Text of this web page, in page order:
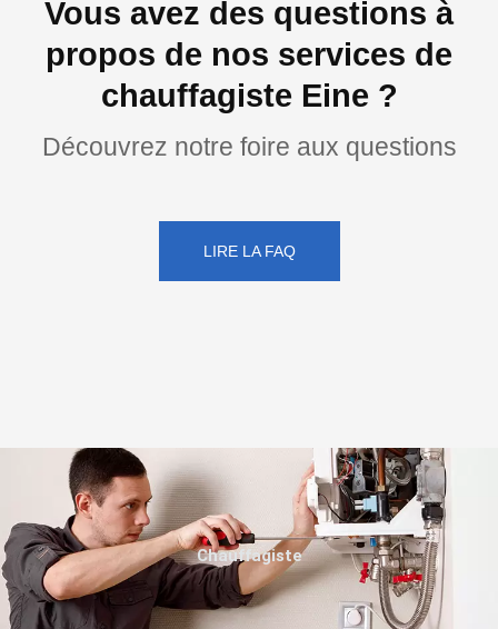
Vous avez des questions à
propos de nos services de
chauffagiste Eine ?
Découvrez notre foire aux questions
LIRE LA FAQ
Chauffagiste